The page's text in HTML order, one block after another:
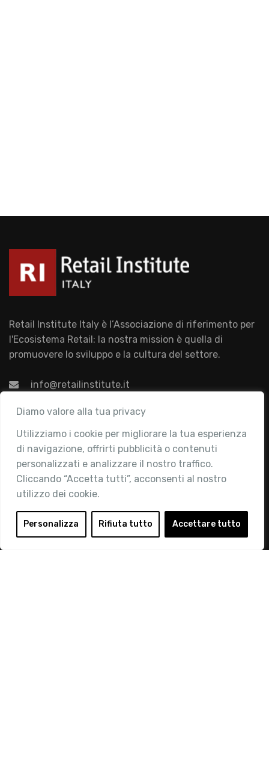
Diamo valore alla tua privacy
Utilizziamo i cookie per migliorare la tua esperienza
di navigazione, offrirti pubblicità o contenuti
personalizzati e analizzare il nostro traffico.
Cliccando “Accetta tutti”, acconsenti al nostro
utilizzo dei cookie.
Personalizza Rifiuta tutto Accettare tutto
Retail Institute Italy è l’Associazione di riferimento per
l'Ecosistema Retail: la nostra mission è quella di
promuovere lo sviluppo e la cultura del settore.
info@retailinstitute.it
Associazione
Chi siamo
Attività
Contatti
Area Riservata
Login
Diventa Socio